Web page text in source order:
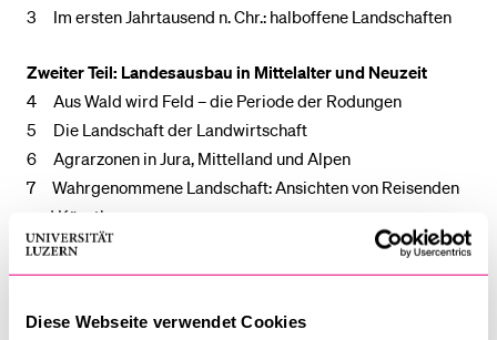
Diese Webseite verwendet Cookies
3 Im ersten Jahrtausend n. Chr.: halboffene Landschaften
Zweiter Teil: Landesausbau in Mittelalter und Neuzeit
4 Aus Wald wird Feld – die Periode der Rodungen
5 Die Landschaft der Landwirtschaft
6 Agrarzonen in Jura, Mittelland und Alpen
7 Wahrgenommene Landschaft: Ansichten von Reisenden
und Künstlern
Dritter Teil: Urbanisierung – die Moderne kommt
9 Entstehung der Verkehrslandschaft